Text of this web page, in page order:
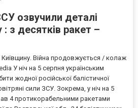
озвучили деталі
: з десятків ракет –
Війна продовжується / колаж
У ніч на 5 серпня українським
жодної російської балістичної
сили ЗСУ. Зокрема, у ніч на 5
4 протикорабельними ракетами